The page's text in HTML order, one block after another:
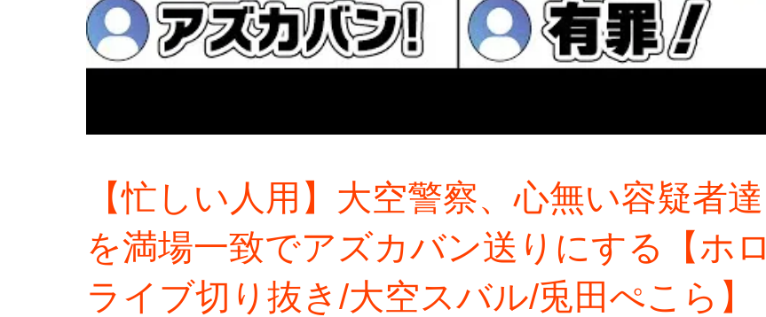
【忙しい人用】大空警察、心無い容疑者達
を満場一致でアズカバン送りにする【ホロ
ライブ切り抜き/大空スバル/兎田ぺこら】